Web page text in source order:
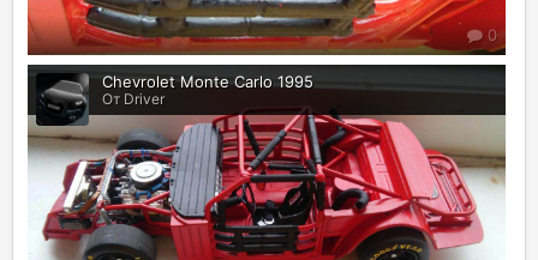
0
Chevrolet Monte Carlo 1995
От Driver